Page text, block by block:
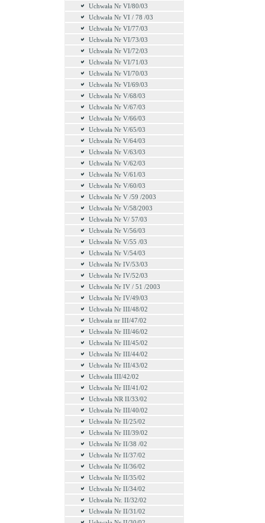
Uchwała Nr VI/80/03
Uchwała Nr VI / 78 /03
Uchwała Nr VI/77/03
Uchwała Nr VI/73/03
Uchwała Nr VI/72/03
Uchwała Nr VI/71/03
Uchwała Nr VI/70/03
Uchwała Nr VI/69/03
Uchwała Nr V/68/03
Uchwała Nr V/67/03
Uchwała Nr V/66/03
Uchwała Nr V/65/03
Uchwała Nr V/64/03
Uchwała Nr V/63/03
Uchwała Nr V/62/03
Uchwała Nr V/61/03
Uchwała Nr V/60/03
Uchwała Nr V /59 /2003
Uchwała Nr V/58/2003
Uchwała Nr V/ 57/03
Uchwała Nr V/56/03
Uchwała Nr V/55 /03
Uchwała Nr V/54/03
Uchwała Nr IV/53/03
Uchwała Nr IV/52/03
Uchwała Nr IV / 51 /2003
Uchwała Nr IV/49/03
Uchwała Nr III/48/02
Uchwała nr III/47/02
Uchwała Nr III/46/02
Uchwała Nr III/45/02
Uchwała Nr III/44/02
Uchwała Nr III/43/02
Uchwała III/42/02
Uchwała Nr III/41/02
Uchwała NR II/33/02
Uchwała Nr III/40/02
Uchwała Nr II/25/02
Uchwała Nr III/39/02
Uchwała Nr II/38 /02
Uchwała Nr II/37/02
Uchwała Nr II/36/02
Uchwała Nr II/35/02
Uchwała Nr II/34/02
Uchwała Nr. II/32/02
Uchwała Nr II/31/02